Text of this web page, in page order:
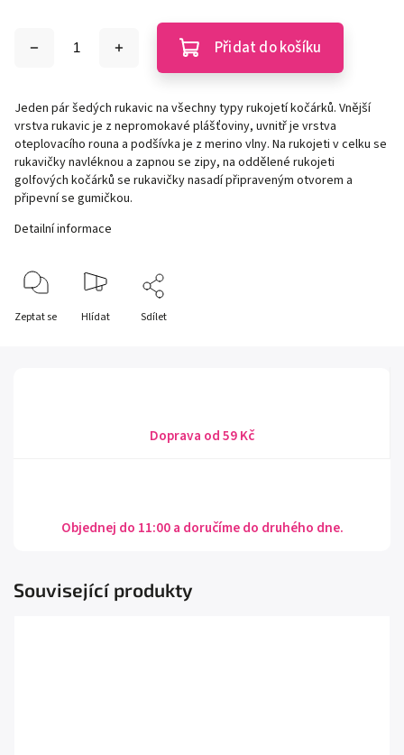
Přidat do košíku
Jeden pár šedých rukavic na všechny typy rukojetí kočárků. Vnější
vrstva rukavic je z nepromokavé plášťoviny, uvnitř je vrstva
oteplovacího rouna a podšívka je z merino vlny. Na rukojeti v celku se
rukavičky navléknou a zapnou se zipy, na oddělené rukojeti
golfových kočárků se rukavičky nasadí připraveným otvorem a
připevní se gumičkou.
Detailní informace
Zeptat se Hlídat Sdílet
Doprava od 59 Kč
Objednej do 11:00 a doručíme do druhého dne.
Související produkty